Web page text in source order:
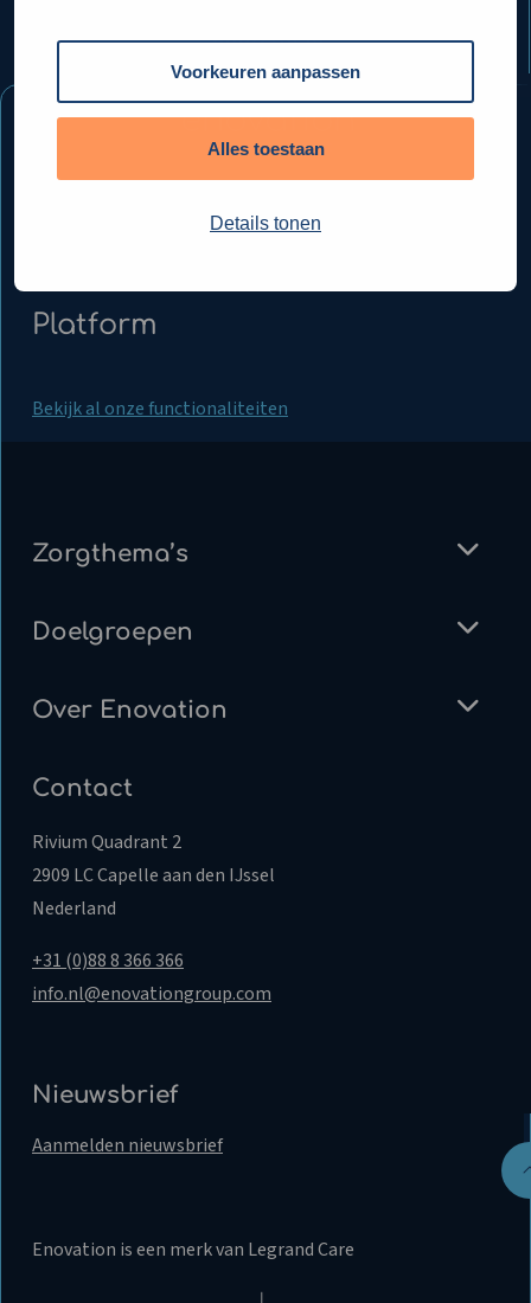
Voorkeuren aanpassen
Alles toestaan
Details tonen
Platform
Bekijk al onze functionaliteiten
Zorgthema’s
Doelgroepen
Over Enovation
Contact
Rivium Quadrant 2
2909 LC Capelle aan den IJssel
Nederland
+31 (0)88 8 366 366
info.nl@enovationgroup.com
Nieuwsbrief
Aanmelden nieuwsbrief
Enovation is een merk van Legrand Care